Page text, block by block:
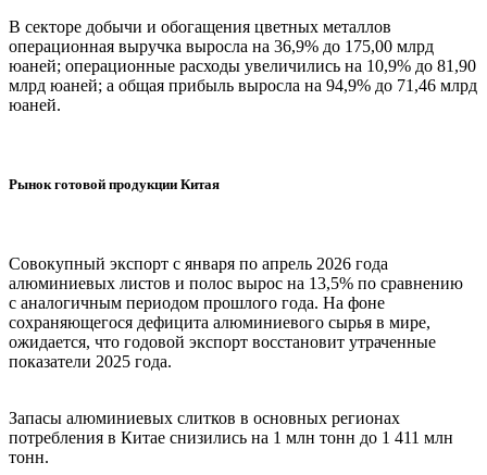
В секторе добычи и обогащения цветных металлов
операционная выручка выросла на 36,9% до 175,00 млрд
юаней; операционные расходы увеличились на 10,9% до 81,90
млрд юаней; а общая прибыль выросла на 94,9% до 71,46 млрд
юаней.
Рынок готовой продукции Китая
Совокупный экспорт с января по апрель 2026 года
алюминиевых листов и полос вырос на 13,5% по сравнению
с аналогичным периодом прошлого года. На фоне
сохраняющегося дефицита алюминиевого сырья в мире,
ожидается, что годовой экспорт восстановит утраченные
показатели 2025 года.
Запасы алюминиевых слитков в основных регионах
потребления в Китае снизились на 1 млн тонн до 1 411 млн
тонн.